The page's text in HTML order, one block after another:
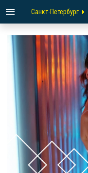
Санкт-Петербург